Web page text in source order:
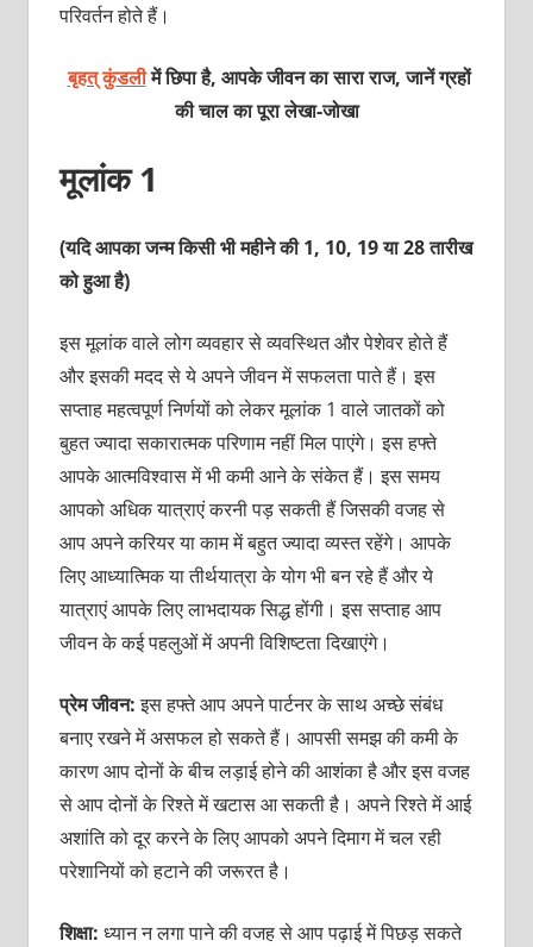
परिवर्तन होते हैं।
बृहत् कुंडलीमें छिपा है, आपके जीवन का सारा राज, जानें ग्रहों
की चाल का पूरालेखा-जोखा
मूलांक 1
(यदि आपका जन्म किसी भी महीने की 1, 10, 19 या 28 तारीख
को हुआ है)
इस मूलांक वाले लोग व्‍यवहार से व्‍यवस्थित और पेशेवर हाेते हैं
और इसकी मदद से ये अपने जीवन में सफलता पाते हैं। इस
सप्‍ताह महत्‍वपूर्ण निर्णयों को लेकर मूलांक 1 वाले जातकों को
बुहत ज्‍यादा सकारात्‍मक परिणाम नहीं मिल पाएंगे। इस हफ्ते
आपके आत्‍मविश्‍वास में भी कमी आने के संकेत हैं। इस समय
आपको अधिक यात्राएं करनी पड़ सकती हैं जिसकी वजह से
आप अपने करियर या काम में बहुत ज्‍यादा व्‍यस्‍त रहेंगे। आपके
लिए आध्‍यात्मिक या तीर्थयात्रा के योग भी बन रहे हैं और ये
यात्राएं आपके लिए लाभदायक सिद्ध होंगी। इस सप्‍ताह आप
जीवन के कई पहलुओं में अपनी विशिष्‍टता दिखाएंगे।
प्रेम जीवन:इस हफ्ते आप अपने पार्टनर के साथ अच्‍छे संबंध
बनाए रखने में असफल हो सकते हैं। आपसी समझ की कमी के
कारण आप दोनों के बीच लड़ाई होने की आशंका है और इस वजह
से आप दोनों के रिश्‍ते में खटास आ सकती है। अपने रिश्‍ते में आई
अशांति को दूर करने के लिए आपको अपने दिमाग में चल रही
परेशानियों को हटाने की जरूरत है।
शिक्षा: ध्‍यान न लगा पाने की वजह से आप पढ़ाई में पिछड़ सकते